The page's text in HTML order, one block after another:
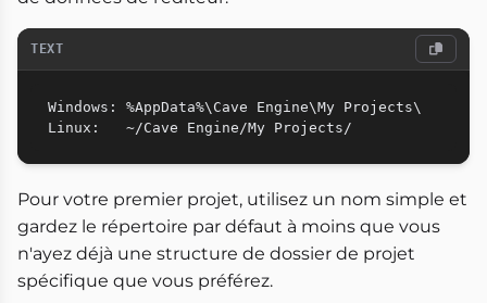
TEXT
Windows: %AppData%\Cave Engine\My Projects\
Pour votre premier projet, utilisez un nom simple et
gardez le répertoire par défaut à moins que vous
n'ayez déjà une structure de dossier de projet
spécifique que vous préférez.